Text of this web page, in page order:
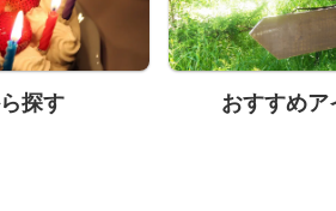
探す おすすめア